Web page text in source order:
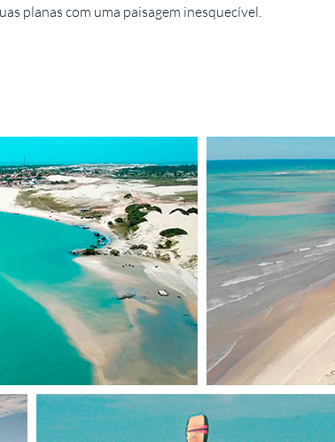
planas com uma paisagem inesquecível.